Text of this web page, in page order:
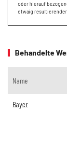
oder hierauf
etwaig
Behandelte
Name
Bayer